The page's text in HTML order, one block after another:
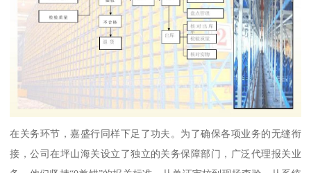
在关务环节，嘉盛行同样下足了功夫。为了确保各项业务的无缝衔
接，公司在坪山海关设立了独立的关务保障部门，广泛代理报关业